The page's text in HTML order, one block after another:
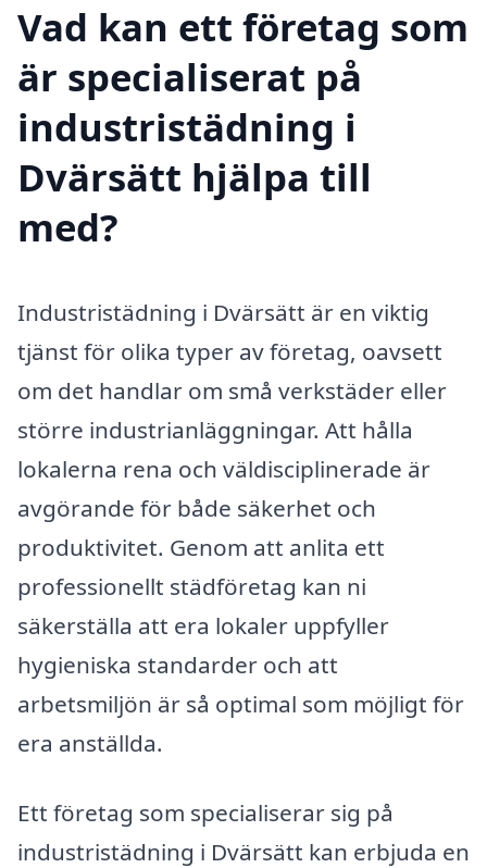
Vad kan ett företag som
är specialiserat på
industristädning i
Dvärsätt hjälpa till
med?
Industristädning i Dvärsätt är en viktig
tjänst för olika typer av företag, oavsett
om det handlar om små verkstäder eller
större industrianläggningar. Att hålla
lokalerna rena och väldisciplinerade är
avgörande för både säkerhet och
produktivitet. Genom att anlita ett
professionellt städföretag kan ni
säkerställa att era lokaler uppfyller
hygieniska standarder och att
arbetsmiljön är så optimal som möjligt för
era anställda.
Ett företag som specialiserar sig på
industristädning i Dvärsätt kan erbjuda en